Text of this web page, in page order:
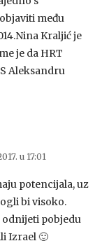
među
Kraljić je
je da HRT
Aleksandru
u 17:01
potencijala, uz
bi visoko.
odnijeti pobjedu
Izrael 🙂